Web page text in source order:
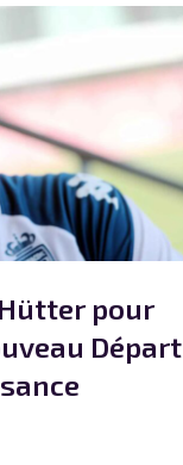
Hütter pour
Départ